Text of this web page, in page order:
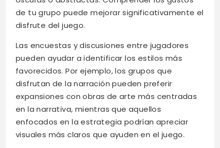
de tu grupo puede mejorar significativamente el
disfrute del juego.
Las encuestas y discusiones entre jugadores
pueden ayudar a identificar los estilos más
favorecidos. Por ejemplo, los grupos que
disfrutan de la narración pueden preferir
expansiones con obras de arte más centradas
en la narrativa, mientras que aquellos
enfocados en la estrategia podrían apreciar
visuales más claros que ayuden en el juego.